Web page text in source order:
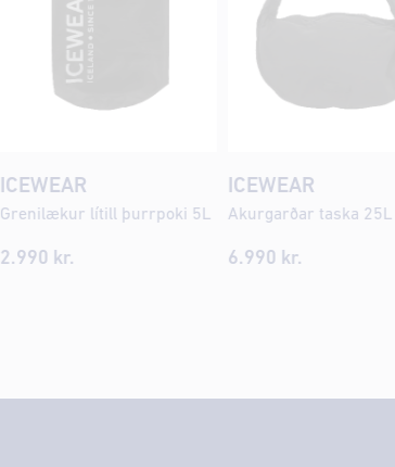
ICEWEAR
Grenilækur lítill þurrpoki 5L
2.990 kr.
ICEWEAR
Akurgarðar taska 25L
6.990 kr.